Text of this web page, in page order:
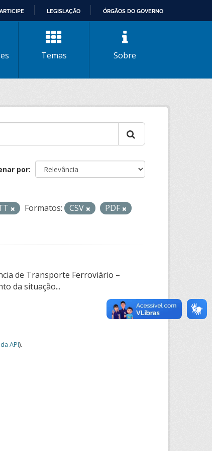
LEGISLAÇÃO ÓRGÃOS DO GOVERNO
Temas Sobre
por
Formatos: CSV
PDF
de Transporte Ferroviário –
da situação...
API).